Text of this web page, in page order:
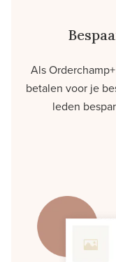
Als
betalen voor je
leden